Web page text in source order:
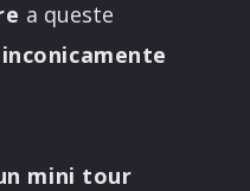
a queste
mini tour